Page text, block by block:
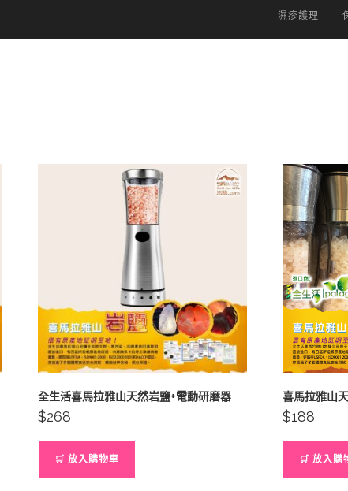
濕疹護理
全生活喜馬拉雅山天然岩鹽+電動研磨器
$268
🛒 放入購物車
喜馬拉雅山
$188
🛒 放入購